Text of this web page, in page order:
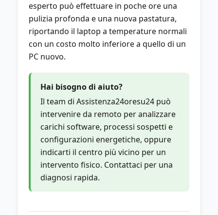
esperto può effettuare in poche ore una
pulizia profonda e una nuova pastatura,
riportando il laptop a temperature normali
con un costo molto inferiore a quello di un
PC nuovo.
Hai bisogno di aiuto?
Il team di Assistenza24oresu24 può
intervenire da remoto per analizzare
carichi software, processi sospetti e
configurazioni energetiche, oppure
indicarti il centro più vicino per un
intervento fisico. Contattaci per una
diagnosi rapida.